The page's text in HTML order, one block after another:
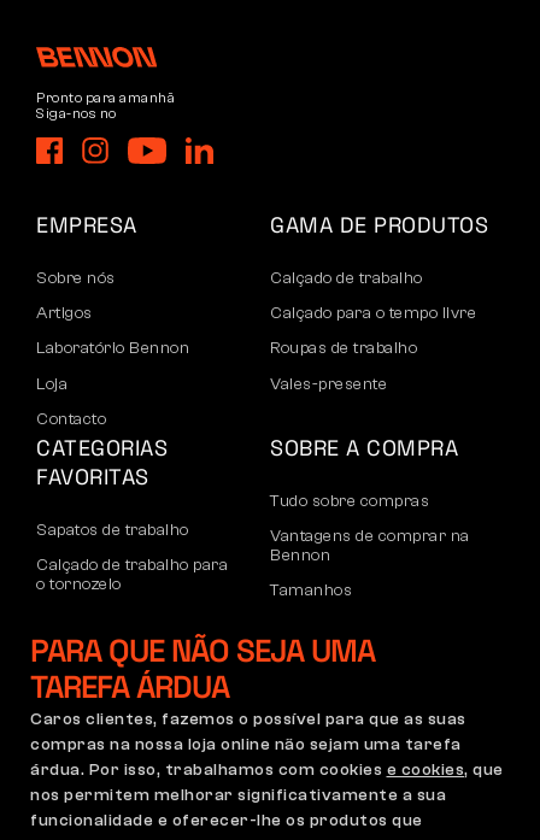
Pronto para amanhã
Siga-nos no
EMPRESA
Sobre nós
Artigos
Laboratório Bennon
Loja
Contacto
GAMA DE PRODUTOS
Calçado de trabalho
Calçado para o tempo livre
Roupas de trabalho
Vales-presente
CATEGORIAS
FAVORITAS
Sapatos de trabalho
Calçado de trabalho para
o tornozelo
Calçado de lazer para
o tornozelo
Calças
Moletons
SOBRE A COMPRA
Tudo sobre compras
Vantagens de comprar na
Bennon
Tamanhos
Transporte e pagamento
Registo no B2B
Reclamações e garantia
PARA QUE NÃO SEJA UMA
TAREFA ÁRDUA
Caros clientes, fazemos o possível para que as suas
compras na nossa loja online não sejam uma tarefa
árdua. Por isso, trabalhamos com cookies e cookies, que
nos permitem melhorar significativamente a sua
funcionalidade e oferecer-lhe os produtos que